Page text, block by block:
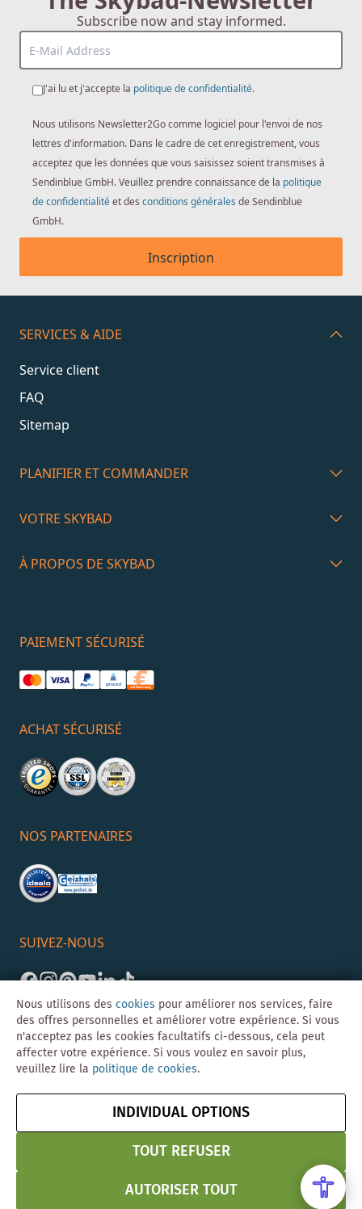
Subscribe now and stay informed.
J'ai lu et j'accepte la politique de confidentialité.
Nous utilisons Newsletter2Go comme logiciel pour l'envoi de nos
lettres d'information. Dans le cadre de cet enregistrement, vous
acceptez que les données que vous saisissez soient transmises à
Sendinblue GmbH. Veuillez prendre connaissance de la politique
de confidentialitéet des conditions générales de Sendinblue
GmbH.
Inscription
SERVICES & AIDE
Service client
FAQ
Sitemap
PLANIFIER ET COMMANDER
VOTRE SKYBAD
À PROPOS DE SKYBAD
PAIEMENT SÉCURISÉ
ACHAT SÉCURISÉ
NOS PARTENAIRES
SUIVEZ-NOUS
Magento-Agentur Y1 Digital AG
& Sécurité
Résilier le contrat
Nous utilisons des cookies pour améliorer nos services, faire
des offres personnelles et améliorer votre expérience. Si vous
n'acceptez pas les cookies facultatifs ci-dessous, cela peut
affecter votre expérience. Si vous voulez en savoir plus,
veuillez lire la politique de cookies.
INDIVIDUAL OPTIONS
TOUT REFUSER
AUTORISER TOUT